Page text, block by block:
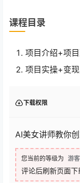
课程目录
项目介绍+项
项目实操+变
下载权限
AI美女讲师教你
您当前的等级为 游客
评论后刷新页面下